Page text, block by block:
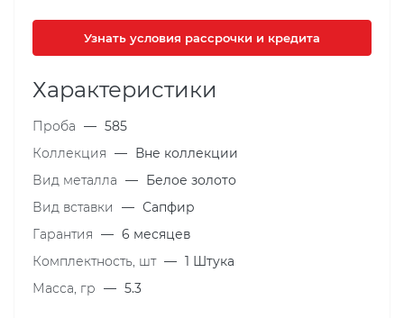
Узнать условия рассрочки и кредита
Характеристики
Проба — 585
Коллекция — Вне коллекции
Вид металла — Белое золото
Вид вставки
— Сапфир
Гарантия — 6 месяцев
Комплектность, шт — 1 Штука
Масса, гр — 5.3